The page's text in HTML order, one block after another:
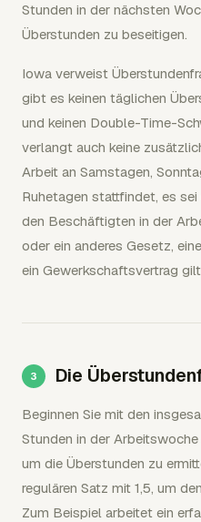
Stunden in der nächsten
Überstunden zu beseitigen.
Iowa verweist
gibt es keinen täglichen
und keinen Double-Time-
verlangt auch keine
Arbeit an Samstagen,
Ruhetagen stattfindet, es
den Beschäftigten in der
oder ein anderes Gesetz,
ein Gewerkschaftsvertrag
Die
Beginnen Sie mit den
Stunden in der
um die Überstunden zu
regulären Satz mit 1,5, um
Zum Beispiel arbeitet ein